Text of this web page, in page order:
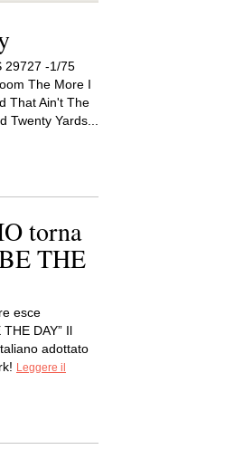
29727 -1/75
The More I
That Ain't The
Twenty Yards...
torna
THE
esce
THE DAY” Il
adottato
Leggere il